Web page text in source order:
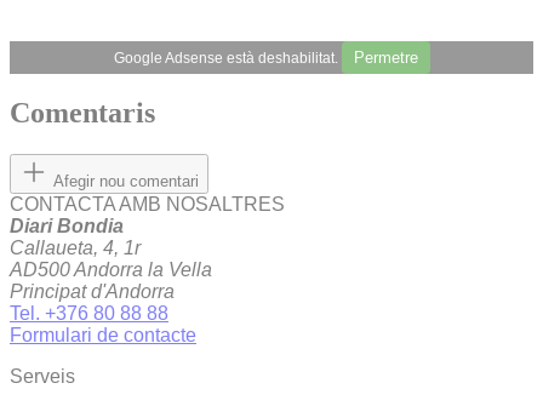
Google Adsense està deshabilitat. Permetre
Comentaris
Afegir nou comentari
CONTACTA AMB NOSALTRES
Diari Bondia
Callaueta, 4, 1r
AD500 Andorra la Vella
Principat d'Andorra
Tel. +376 80 88 88
Formulari de contacte
Serveis